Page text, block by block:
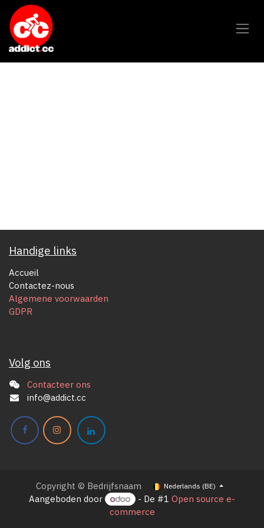
Overslaan naar inhoud
Handige links
Accueil
Contactez-nous
Algemene voorwaarden
GDPR
Volg ons
Contacteer ons
info@addict.cc
Copyright © Bedrijfsnaam Nederlands (BE)
Aangeboden door - De #1 Open source e-
commerce